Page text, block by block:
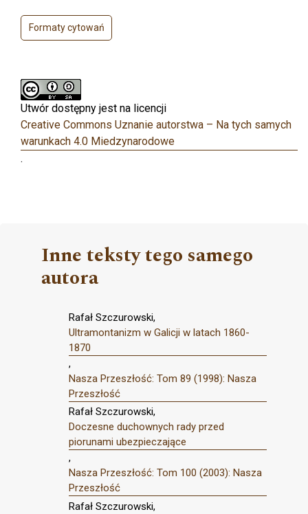
Formaty cytowań
Utwór dostępny jest na licencji
Creative Commons Uznanie autorstwa – Na tych samych
warunkach 4.0 Miedzynarodowe
.
Inne teksty tego samego
autora
Rafał Szczurowski,
Ultramontanizm w Galicji w latach 1860-
1870
,
Nasza Przeszłość: Tom 89 (1998): Nasza
Przeszłość
Rafał Szczurowski,
Doczesne duchownych rady przed
piorunami ubezpieczające
,
Nasza Przeszłość: Tom 100 (2003): Nasza
Przeszłość
Rafał Szczurowski,